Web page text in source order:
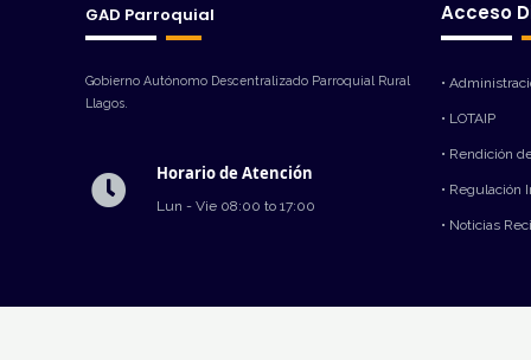
GAD Parroquial
Gobierno Autónomo Descentralizado Parroquial Rural
Llagos.
Horario de Atención
Lun - Vie 08:00 to 17:00
Acceso
•
• LOTAIP
• Rendición
• Regulación
• Noticias